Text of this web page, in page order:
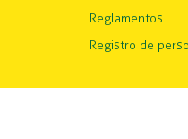
Reglamentos
Registro de